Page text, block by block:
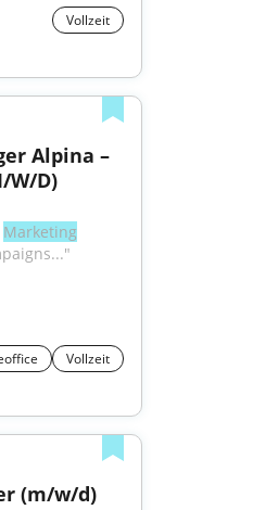
Vollzeit
Alpina –
W/D)
Marketing
Vollzeit
(m/w/d)